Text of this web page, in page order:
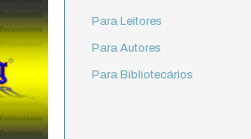
Para Leitores
Para Autores
Para Bibliotecários